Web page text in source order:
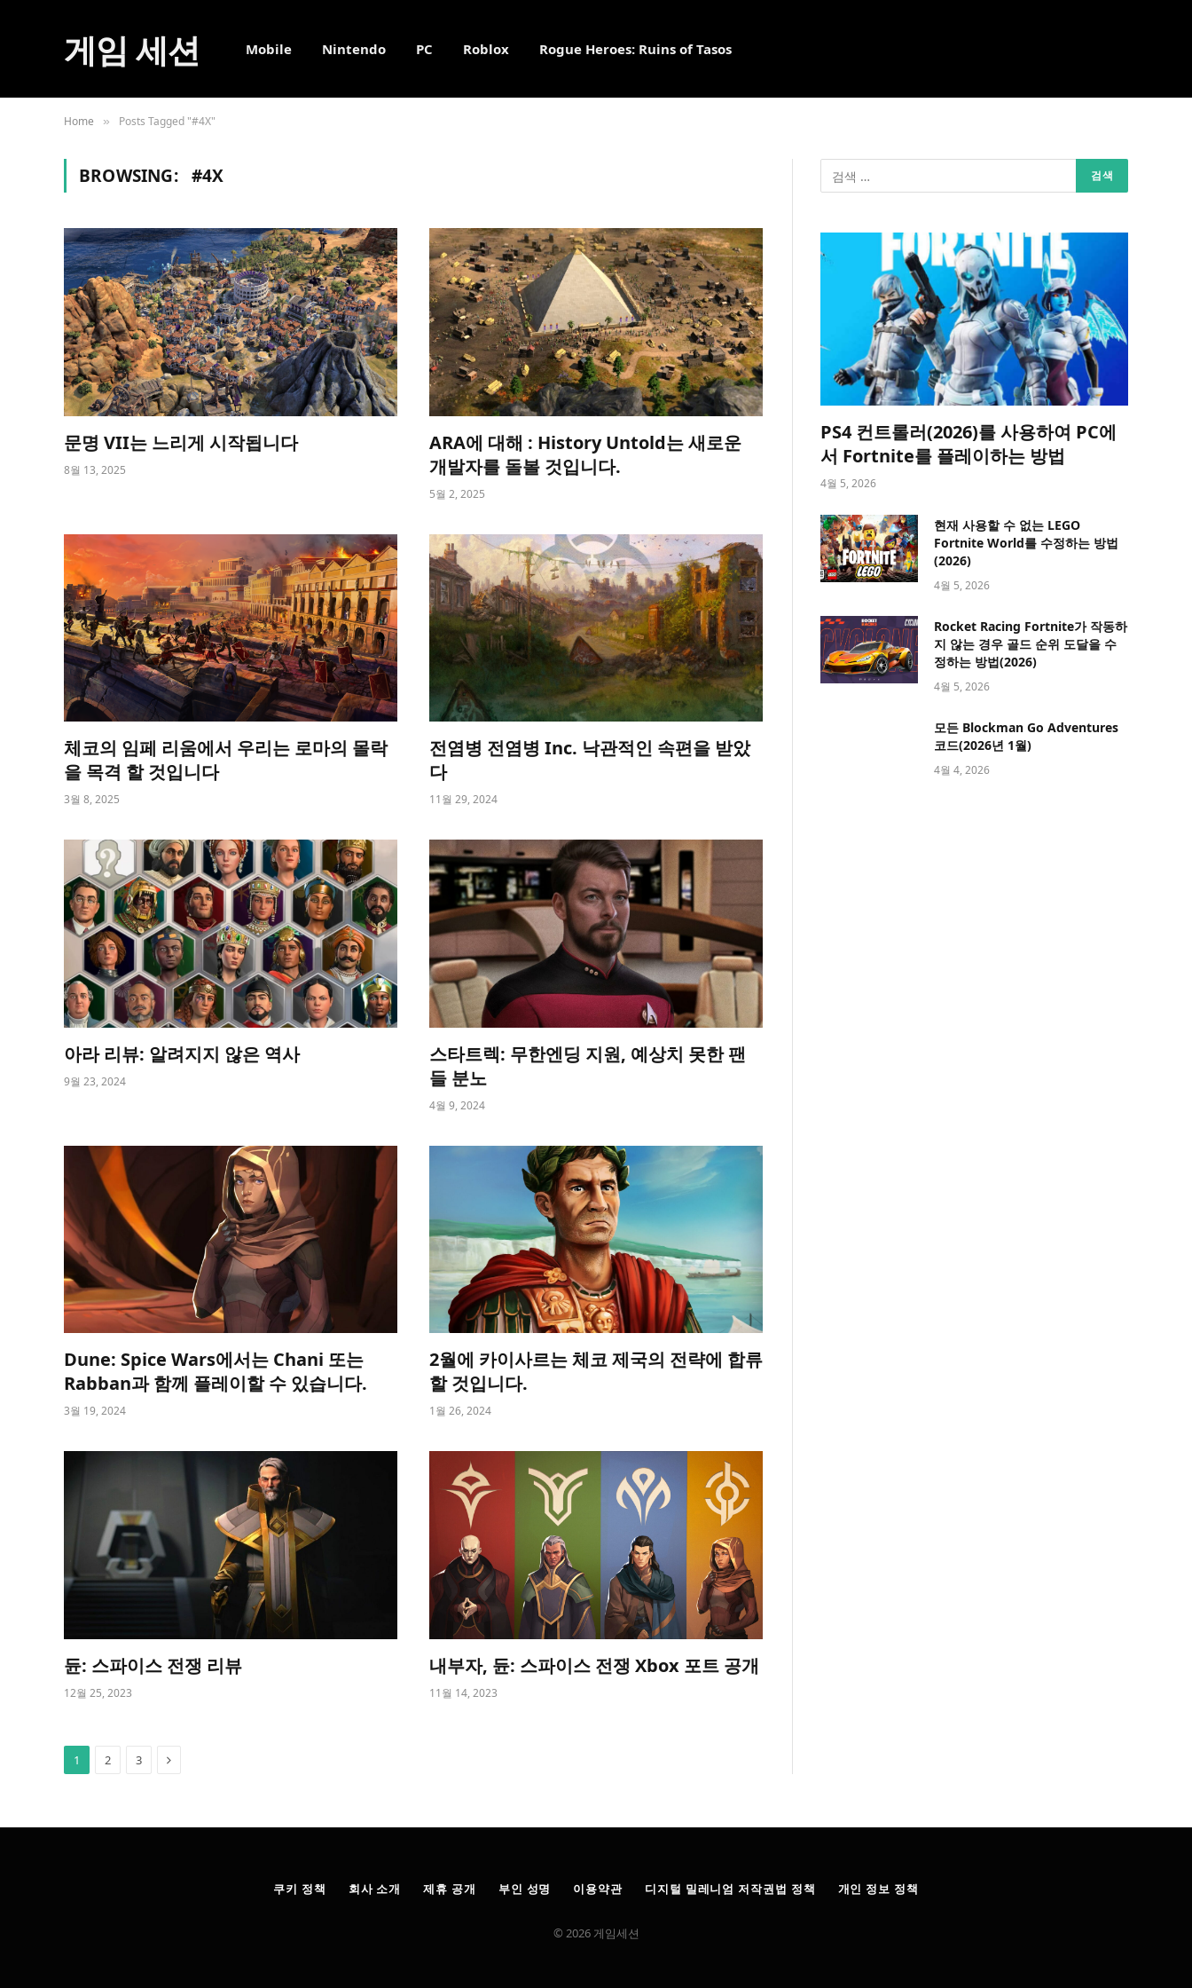
게임 세션 Mobile Nintendo PC Roblox Rogue Heroes: Ruins of Tasos
Home » Posts Tagged "#4X"
BROWSING: #4X
문명 VII는 느리게 시작됩니다
8월 13, 2025
ARA에 대해 : History Untold는 새로운
개발자를 돌볼 것입니다.
5월 2, 2025
체코의 임페 리움에서 우리는 로마의 몰락
을 목격 할 것입니다
3월 8, 2025
전염병 전염병 Inc. 낙관적인 속편을 받았
다
11월 29, 2024
아라 리뷰: 알려지지 않은 역사
9월 23, 2024
스타트렉: 무한엔딩 지원, 예상치 못한 팬
들 분노
4월 9, 2024
Dune: Spice Wars에서는 Chani 또는
Rabban과 함께 플레이할 수 있습니다.
3월 19, 2024
2월에 카이사르는 체코 제국의 전략에 합류
할 것입니다.
1월 26, 2024
듄: 스파이스 전쟁 리뷰
12월 25, 2023
내부자, 듄: 스파이스 전쟁 Xbox 포트 공개
11월 14, 2023
1 2 3 Next
PS4 컨트롤러(2026)를 사용하여 PC에
서 Fortnite를 플레이하는 방법
4월 5, 2026
현재 사용할 수 없는 LEGO
Fortnite World를 수정하는 방법
(2026)
4월 5, 2026
Rocket Racing Fortnite가 작동하
지 않는 경우 골드 순위 도달을 수
정하는 방법(2026)
4월 5, 2026
모든 Blockman Go Adventures
코드(2026년 1월)
4월 4, 2026
쿠키 정책 회사 소개 제휴 공개 부인 성명 이용약관 디지털 밀레니엄 저작권법 정책 개인 정보 정책
© 2026 게임세션